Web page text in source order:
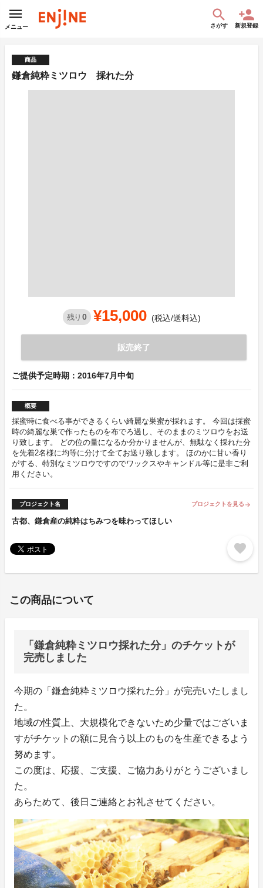
メニュー さがす 新規登録
商品
鎌倉純粋ミツロウ 採れた分
残り 0 ¥15,000 (税込/送料込)
販売終了
ご提供予定時期：2016年7月中旬
概要
採蜜時に食べる事ができるくらい綺麗な巣蜜が採れます。 今回は採蜜
時の綺麗な巣で作ったものを布でろ過し、そのままのミツロウをお送
り致します。 どの位の量になるか分かりませんが、無駄なく採れた分
を先着2名様に均等に分けて全てお送り致します。 ほのかに甘い香り
がする、特別なミツロウですのでワックスやキャンドル等に是非ご利
用ください。
プロジェクト名 プロジェクトを見る arrow_forward
古都、鎌倉産の純粋はちみつを味わってほしい
favorite
この商品について
「鎌倉純粋ミツロウ採れた分」のチケットが
完売しました
今期の「鎌倉純粋ミツロウ採れた分」が完売いたしまし
た。
地域の性質上、大規模化できないため少量ではございま
すがチケットの額に見合う以上のものを生産できるよう
努めます。
この度は、応援、ご支援、ご協力ありがとうございまし
た。
あらためて、後日ご連絡とお礼させてください。